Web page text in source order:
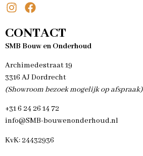
CONTACT
SMB Bouw en Onderhoud
Archimedestraat 19
3316 AJ Dordrecht
(Showroom bezoek mogelijk op afspraak)
+31 6 24 26 14 72
info@SMB-bouwenonderhoud.nl
KvK: 24432936